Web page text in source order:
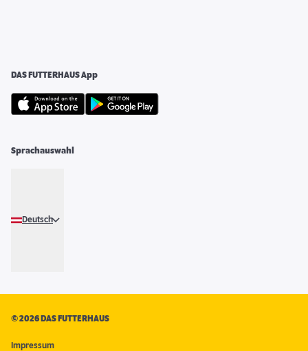
DAS FUTTERHAUS App
Sprachauswahl
Deutsch
©2026 DAS FUTTERHAUS
Impressum